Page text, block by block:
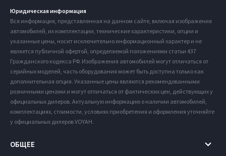
Юридическая информация
Вся информация, представленная на данном сайте, включая изображения
автомобилей, их комплектации, технические характеристики, опции и
указанные цены, носит исключительно информационный характер и не
является публичной офертой, определяемой положениями статьи 437
Гражданского кодекса РФ. Изображения автомобилей могут отличаться от
серийных моделей, часть оборудования может быть доступна только как
дополнительная опция. Указанные цены являются рекомендованными
розничными ценами и могут отличаться от фактических цен, действующих у
официальных дилеров. Актуальную информацию о наличии автомобилей,
комплектациях, стоимости, условиях приобретения и оформления уточняйте
у официальных дилеров VOYAH.
ОБЩЕЕ